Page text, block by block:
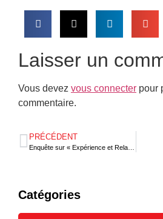
Laisser un
Vous devez vous connecter pour
commentaire.
PRÉCÉDENT
Catégories